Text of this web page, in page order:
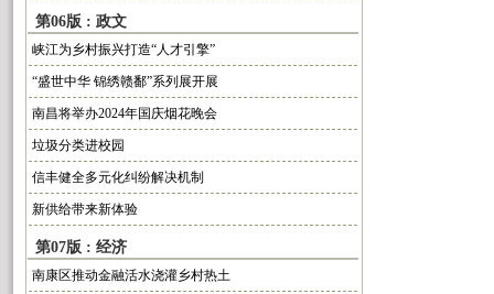
第06版 : 政文
峡江为乡村振兴打造“人才引擎”
“盛世中华 锦绣赣鄱”系列展开展
南昌将举办2024年国庆烟花晚会
垃圾分类进校园
信丰健全多元化纠纷解决机制
新供给带来新体验
第07版 : 经济
南康区推动金融活水浇灌乡村热土